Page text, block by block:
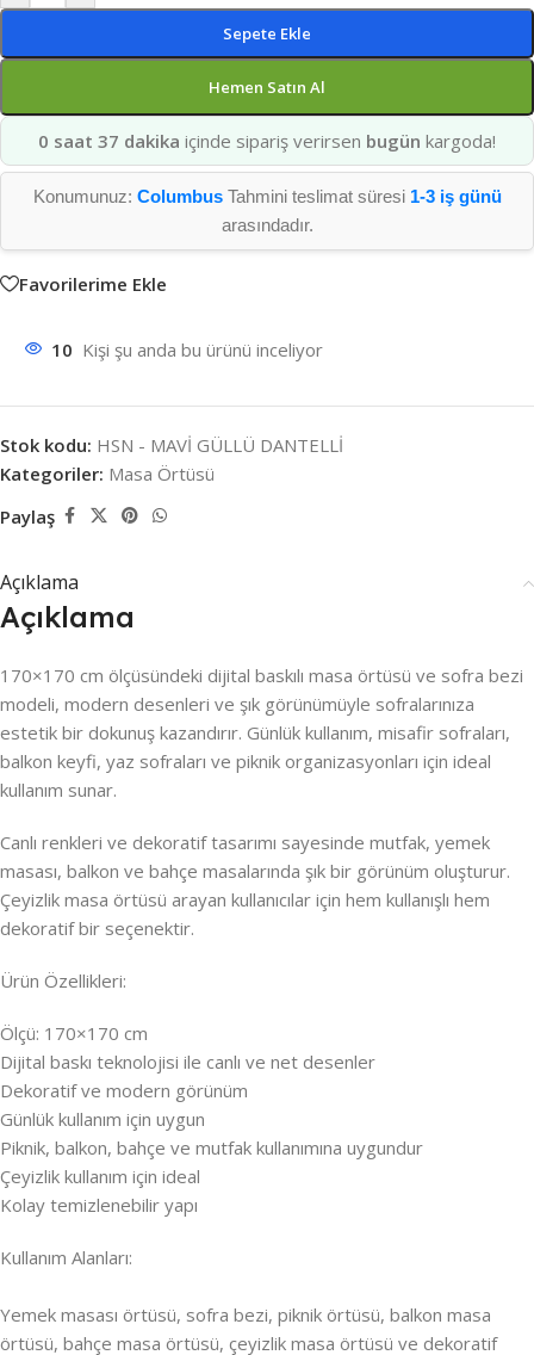
Sepete Ekle
Hemen Satın Al
0 saat 37 dakika içinde sipariş verirsen bugün kargoda!
Konumunuz: ColumbusTahmini teslimat süresi 1-3 iş günü
arasındadır.
Favorilerime Ekle
10 Kişi şu anda bu ürünü inceliyor
Stok kodu: HSN - MAVİ GÜLLÜ DANTELLİ
Kategoriler: Masa Örtüsü
Paylaş
Açıklama
Açıklama
170×170 cm ölçüsündeki dijital baskılı masa örtüsü ve sofra bezi
modeli, modern desenleri ve şık görünümüyle sofralarınıza
estetik bir dokunuş kazandırır. Günlük kullanım, misafir sofraları,
balkon keyfi, yaz sofraları ve piknik organizasyonları için ideal
kullanım sunar.
Canlı renkleri ve dekoratif tasarımı sayesinde mutfak, yemek
masası, balkon ve bahçe masalarında şık bir görünüm oluşturur.
Çeyizlik masa örtüsü arayan kullanıcılar için hem kullanışlı hem
dekoratif bir seçenektir.
Ürün Özellikleri:
Ölçü: 170×170 cm
Dijital baskı teknolojisi ile canlı ve net desenler
Dekoratif ve modern görünüm
Günlük kullanım için uygun
Piknik, balkon, bahçe ve mutfak kullanımına uygundur
Çeyizlik kullanım için ideal
Kolay temizlenebilir yapı
Kullanım Alanları:
Yemek masası örtüsü, sofra bezi, piknik örtüsü, balkon masa
örtüsü, bahçe masa örtüsü, çeyizlik masa örtüsü ve dekoratif